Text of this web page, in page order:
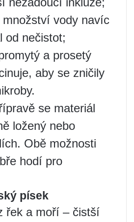
vody navíc
od nečistot;
a prosetý
aby se zničily
se materiál
ložený nebo
Obě možnosti
hodí pro
písek
řek a moří – čistší